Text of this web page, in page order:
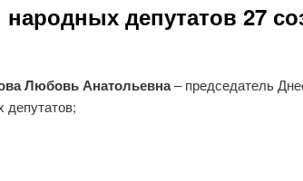
народных депутатов 27
Любовь Анатольевна– председатель
депутатов;